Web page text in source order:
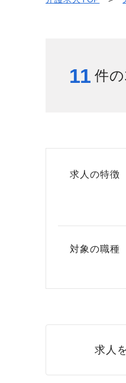
給与制度
スタッフイン
11 件
求人の特徴
対象の職種
求人